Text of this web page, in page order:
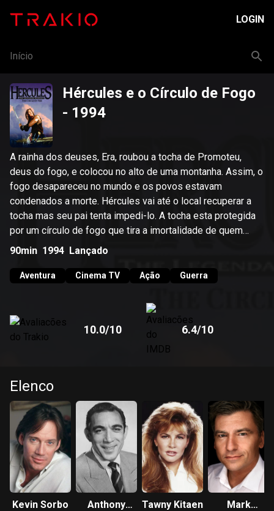
LOGIN
Início
Hércules e o Círculo de Fogo
- 1994
A rainha dos deuses, Era, roubou a tocha de Promoteu,
deus do fogo, e colocou no alto de uma montanha. Assim, o
fogo desapareceu no mundo e os povos estavam
condenados a morte. Hércules vai até o local recuperar a
tocha mas seu pai tenta impedi-lo. A tocha esta protegida
por um círculo de fogo que tira a imortalidade de quem
atravessá-lo.
90min 1994 Lançado
Aventura Cinema TV Ação Guerra
10.0/10 6.4/10
Elenco
Kevin Sorbo
Anthony
Tawny Kitaen
Mark